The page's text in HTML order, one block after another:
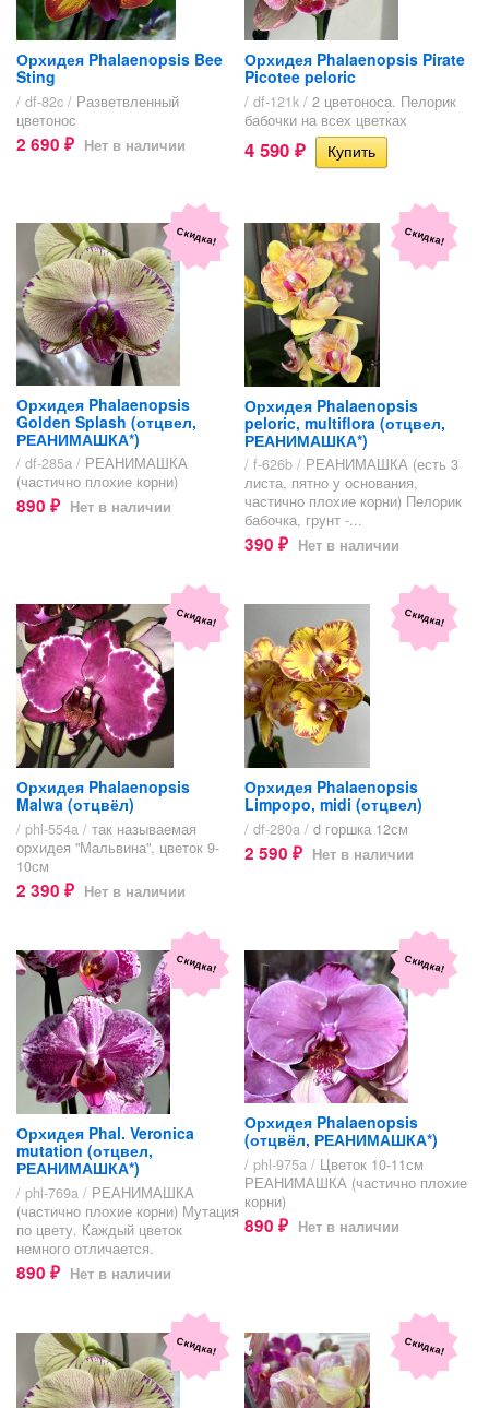
Орхидея Phalaenopsis Bee
Sting
/ df-82c / Разветвленный
цветонос
2 690 ₽ Нет в наличии
Орхидея Phalaenopsis Pirate
Picotee peloric
/ df-121k / 2 цветоноса. Пелорик
бабочки на всех цветках
4 590 ₽
Скидка!
Орхидея Phalaenopsis
Golden Splash (отцвел,
РЕАНИМАШКА*)
/ df-285а / РЕАНИМАШКА
(частично плохие корни)
890 ₽ Нет в наличии
Скидка!
Орхидея Phalaenopsis
peloric, multiflora (отцвел,
РЕАНИМАШКА*)
/ f-626b / РЕАНИМАШКА (есть 3
листа, пятно у основания,
частично плохие корни) Пелорик
бабочка, грунт -...
390 ₽ Нет в наличии
Скидка!
Орхидея Phalaenopsis
Malwa (отцвёл)
/ phl-554a / так называемая
орхидея "Мальвина", цветок 9-
10см
2 390 ₽ Нет в наличии
Скидка!
Орхидея Phalaenopsis
Limpopo, midi (отцвел)
/ df-280a / d горшка 12см
2 590 ₽ Нет в наличии
Скидка!
Орхидея Phal. Veronica
mutation (отцвел,
РЕАНИМАШКА*)
/ phl-769a / РЕАНИМАШКА
(частично плохие корни) Мутация
по цвету. Каждый цветок
немного отличается.
890 ₽ Нет в наличии
Скидка!
Орхидея Phalaenopsis
(отцвёл, РЕАНИМАШКА*)
/ phl-975a / Цветок 10-11см
РЕАНИМАШКА (частично плохие
корни)
890 ₽ Нет в наличии
Скидка! Скидка!